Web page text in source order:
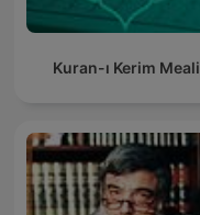
Kuran-ı Kerim Meali